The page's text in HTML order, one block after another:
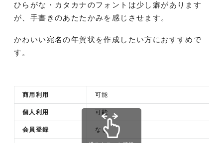
ひらがな・カタカナのフォントは少し癖があります
が、手書きのあたたかみを感じさせます。
かわいい宛名の年賀状を作成したい方におすすめで
す。
商用利用 可能
個人利用 可能
会員登録 なし